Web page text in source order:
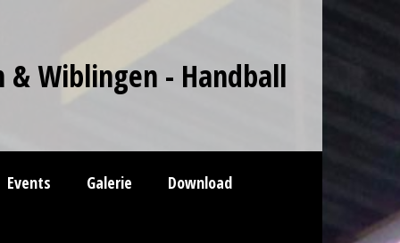
& Wiblingen - Handball
Events Galerie Download